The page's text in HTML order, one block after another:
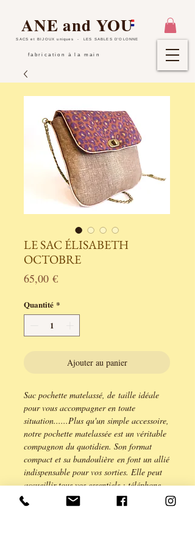
SACS et BIJOUX uniques - LES SABLES D'OLONNE
ANE and YOU
fabrication à la main
LE SAC ÉLISABETH
OCTOBRE
65,00 €Prix
Quantité *
Ajouter au panier
Sac pochette matelassé, de taille idéale
pour vous accompagner en toute
situation......Plus qu'un simple accessoire,
notre pochette matelassée est un véritable
compagnon du quotidien. Son format
compact et sa bandoulière en font un allié
indispensable pour vos sorties. Elle peut
accueillir tous vos essentiels : téléphone,
clés, carte bancaire... Le tout dans un
écrin de douceur, qui apportera une